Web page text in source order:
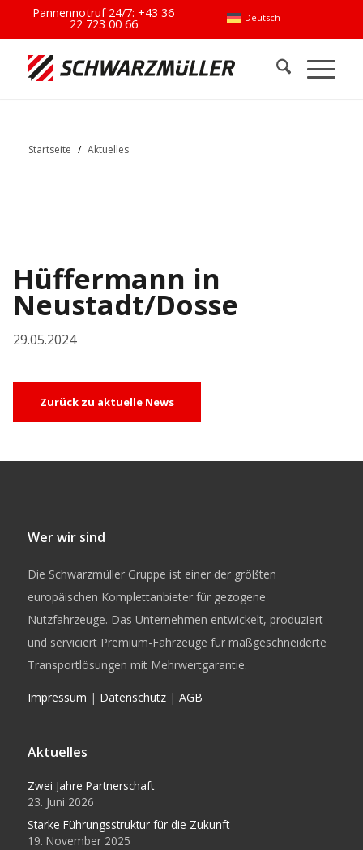
Deutsch
Pannennotruf 24/7:+43 36
22 723 00 66
Startseite / Aktuelles
Hüffermann in
Neustadt/Dosse
29.05.2024
Zurück zu aktuelle News
Wer wir sind
Die Schwarzmüller Gruppe ist einer der größten
europäischen Komplettanbieter für gezogene
Nutzfahrzeuge. Das Unternehmen entwickelt, produziert
und serviciert Premium-Fahrzeuge für maßgeschneiderte
Transportlösungen mit Mehrwertgarantie.
Impressum | Datenschutz| AGB
Aktuelles
Zwei Jahre Partnerschaft
23. Juni 2026
Starke Führungsstruktur für die Zukunft
19. November 2025